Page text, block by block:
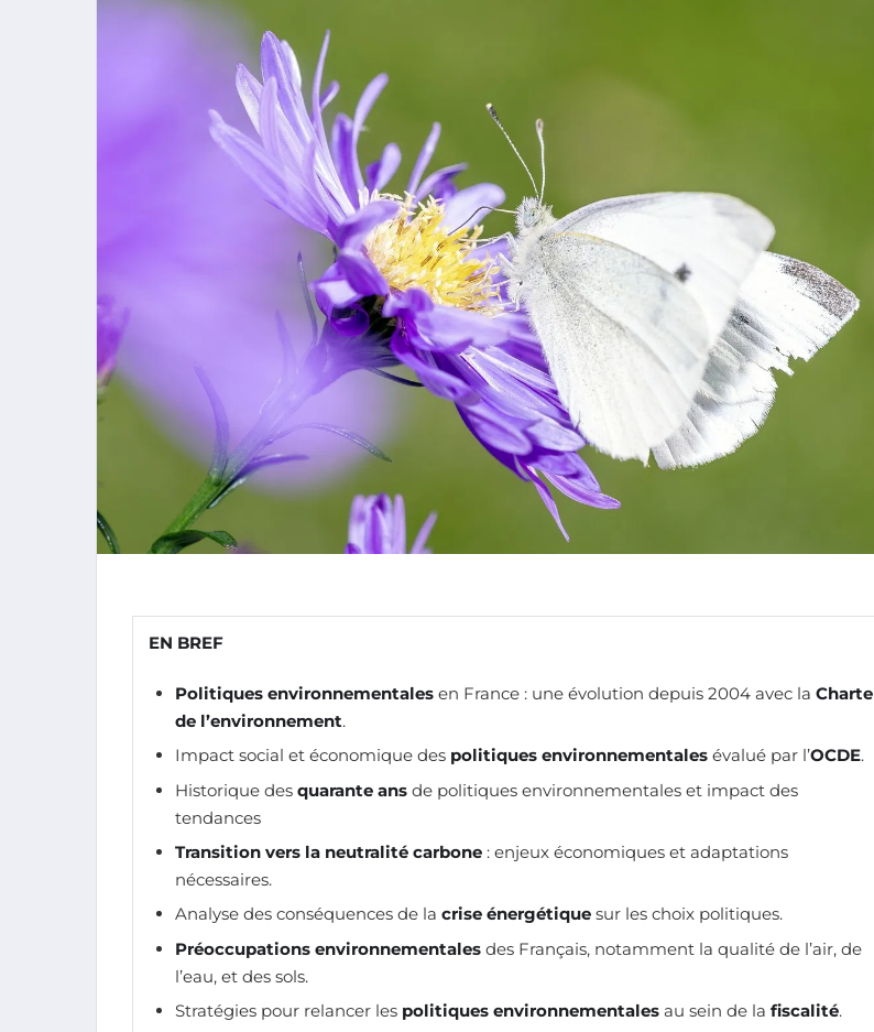
EN BREF
Politiques environnementales en France : une évolution depuis 2004 avec la Charte
de l’environnement.
Impact social et économique des politiques environnementales évalué par l’OCDE.
Historique des quarante ans de politiques environnementales et impact des
tendances
Transition vers la neutralité carbone : enjeux économiques et adaptations
nécessaires.
Analyse des conséquences de la crise énergétique sur les choix politiques.
Préoccupations environnementales des Français, notamment la qualité de l’air, de
l’eau, et des sols.
Stratégies pour relancer les politiques environnementales au sein de la fiscalité.